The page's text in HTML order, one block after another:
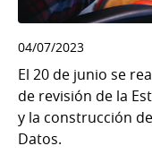
04/07/2023
El 20 de junio se
de revisión de la
y la construcción
Datos.